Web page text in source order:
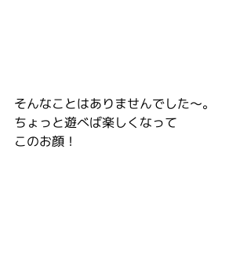
そんなことはありませんでした〜。
ちょっと遊べば楽しくなって
このお顔！